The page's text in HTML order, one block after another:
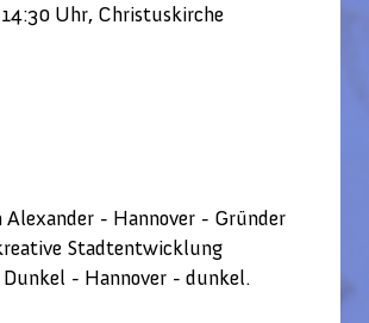
Uhr, Christuskirche
Alexander - Hannover - Gründer
Stadtentwicklung
- Hannover - dunkel.